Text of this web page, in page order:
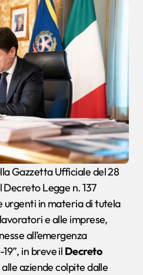
Legge n. 137
urgenti in materia di tutela
e alle imprese,
all’emergenza
in breve il Decreto
aziende colpite dalle